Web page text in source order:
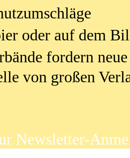
oder auf dem
fordern neue
von großen
Newsletter-